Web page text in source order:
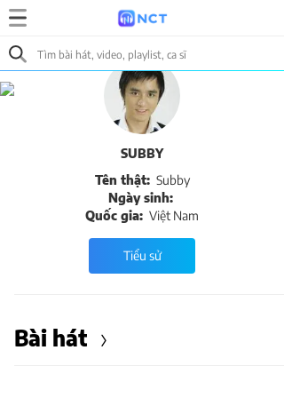
SUBBY
Tên thật: Subby
Ngày sinh:
Quốc gia: Việt Nam
Tiểu sử
Bài hát